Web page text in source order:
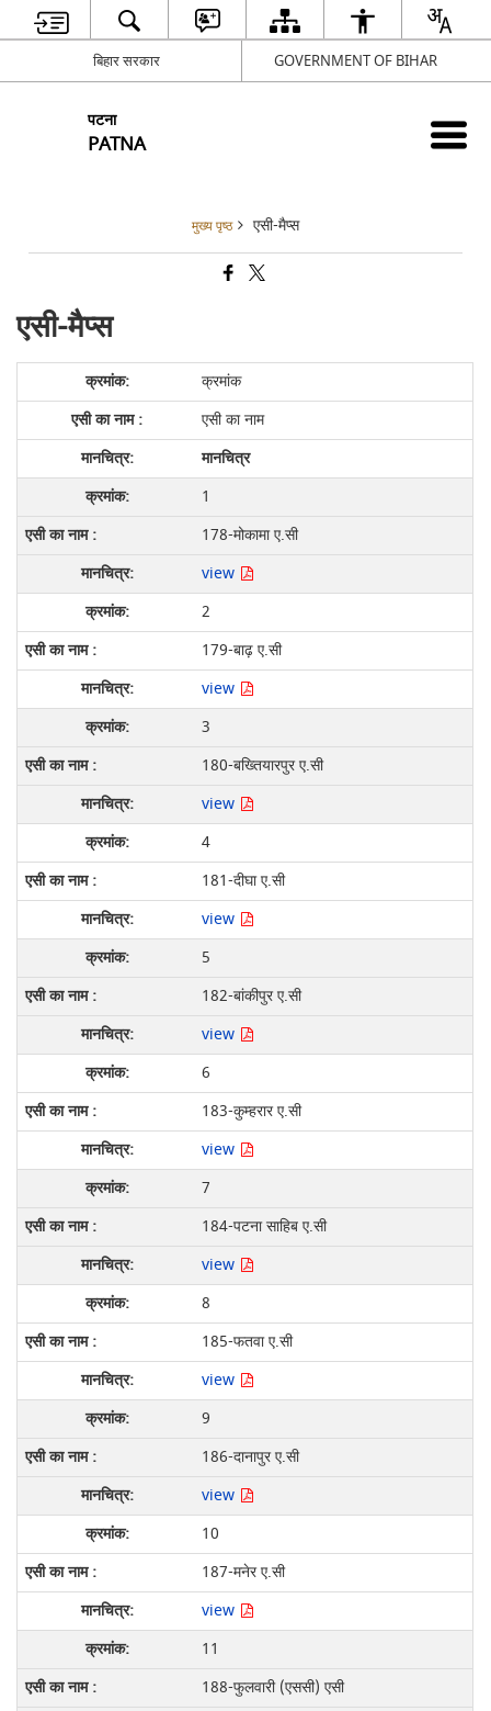
बिहार सरकार GOVERNMENT OF BIHAR
पटना
PATNA
मुख्य पृष्ठ एसी-मैप्स
एसी-मैप्स
क्रमांक
एसी का नाम
मानचित्र
1
178-मोकामा ए.सी
view
2
179-बाढ़ ए.सी
view
3
180-बख्तियारपुर ए.सी
view
4
181-दीघा ए.सी
view
5
182-बांकीपुर ए.सी
view
6
183-कुम्हरार ए.सी
view
7
184-पटना साहिब ए.सी
view
8
185-फतवा ए.सी
view
9
186-दानापुर ए.सी
view
10
187-मनेर ए.सी
view
11
188-फुलवारी (एससी) एसी